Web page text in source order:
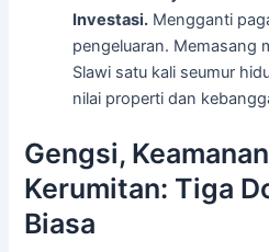
Investasi. Mengganti
pengeluaran. Memasang
Slawi satu kali seumur
nilai properti dan
Gengsi,
Kerumitan: Tiga
Biasa